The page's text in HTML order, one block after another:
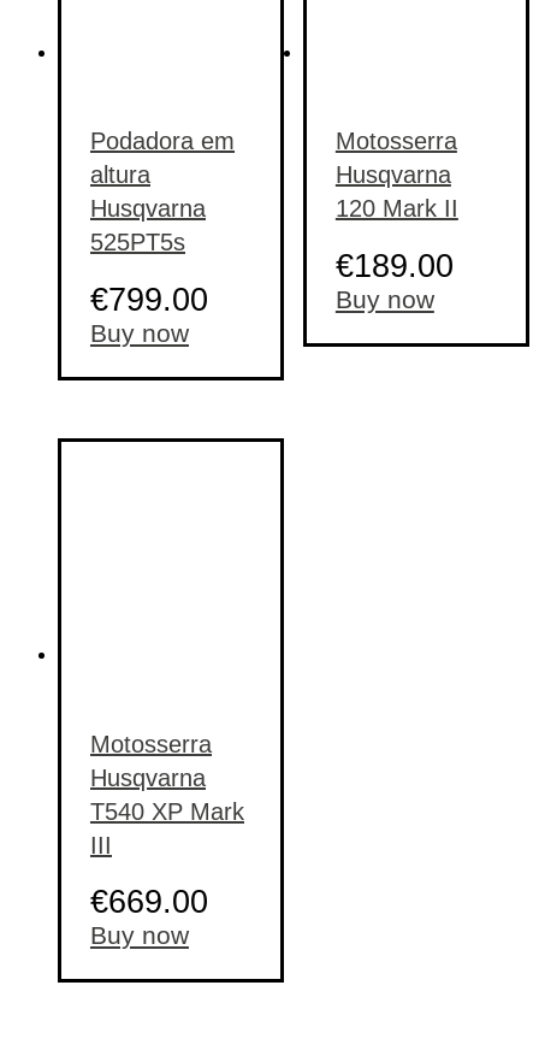
Podadora em
altura
Husqvarna
525PT5s
€799.00
Buy now
Motosserra
Husqvarna
120 Mark II
€189.00
Buy now
Motosserra
Husqvarna
T540 XP Mark
III
€669.00
Buy now